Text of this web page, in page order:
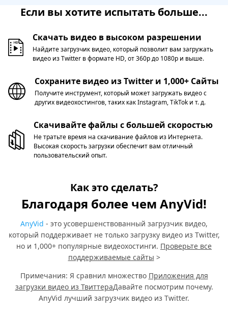
Если вы хотите испытать больше...
Скачать видео в высоком разрешении
Найдите загрузчик видео, который позволит вам загружать
видео из Twitter в формате HD, от 360p до 1080p и выше.
Сохраните видео из Twitter и 1,000+ Сайты
Получите инструмент, который может загружать видео с
других видеохостингов, таких как Instagram, TikTok и т. д.
Скачивайте файлы с большей скоростью
Не тратьте время на скачивание файлов из Интернета.
Высокая скорость загрузки обеспечит вам отличный
пользовательский опыт.
Как это сделать?
Благодаря более чем AnyVid!
AnyVid - это усовершенствованный загрузчик видео,
который поддерживает не только загрузку видео из Twitter,
но и 1,000+ популярные видеохостинги. Проверьте все
поддерживаемые сайты >
Примечания: Я сравнил множество Приложения для
загрузки видео из ТвиттераДавайте посмотрим почему.
AnyVid лучший загрузчик видео из Twitter.